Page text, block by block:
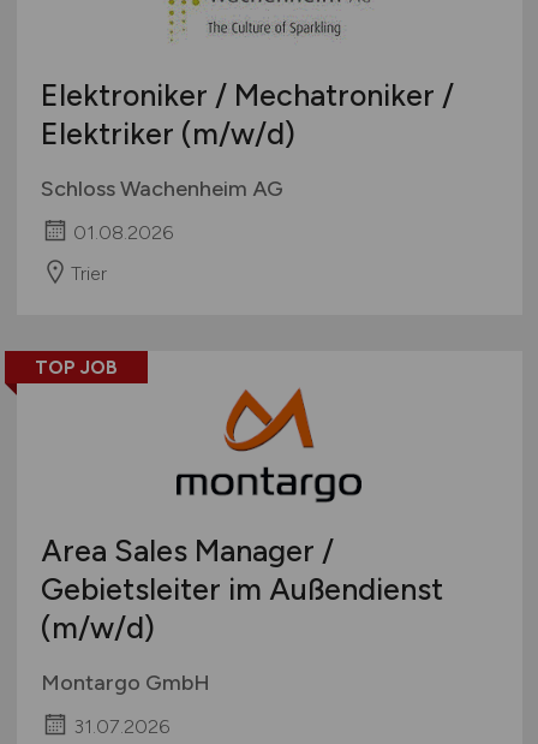
Elektroniker / Mechatroniker /
Elektriker (m/w/d)
Schloss Wachenheim AG
01.08.2026
Trier
TOP JOB
Area Sales Manager /
Gebietsleiter im Außendienst
(m/w/d)
Montargo GmbH
31.07.2026